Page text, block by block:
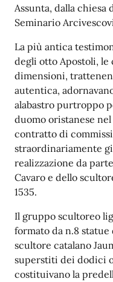
Assunta, dalla chiesa
Seminario
La più antica
degli otto Apostoli,
dimensioni,
autentica,
alabastro purtroppo
duomo oristanese
contratto di
straordinariamente
realizzazione da
Cavaro e dello
1535.
Il gruppo scultoreo
formato da n.8
scultore catalano
superstiti dei dodici
costituivano la